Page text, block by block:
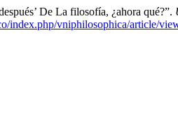
De La filosofía, ¿ahora qué?”.
index.php/vniphilosophica/article/